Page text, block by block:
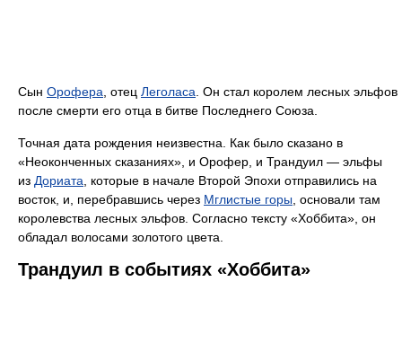
Сын Орофера , отец Леголаса . Он стал королем лесных эльфов
после смерти его отца в битве Последнего Союза.
Точная дата рождения неизвестна. Как было сказано в
«Неоконченных сказаниях», и Орофер, и Трандуил — эльфы
из Дориата , которые в начале Второй Эпохи отправились на
восток, и, перебравшись через Мглистые горы , основали там
королевства лесных эльфов. Согласно тексту «Хоббита», он
обладал волосами золотого цвета.
Трандуил в событиях «Хоббита»